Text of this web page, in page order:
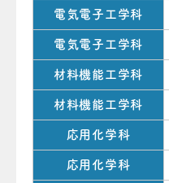
電気電子工学科
電気電子工学科
材料機能工学科
材料機能工学科
応用化学科
応用化学科